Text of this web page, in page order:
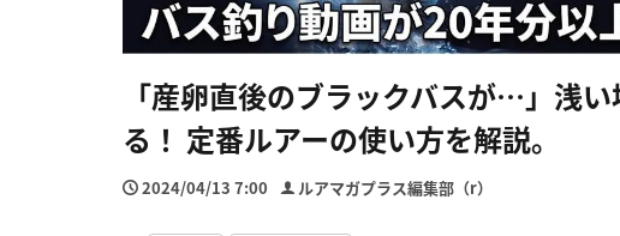
「産卵直後のブラックバスが…」浅
る！ 定番ルアーの使い方を解説。
2024/04/13 7:00 ルアマガプラス編集部（r）